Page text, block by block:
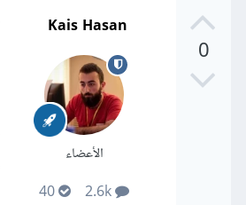
0
Kais Hasan
الأعضاء